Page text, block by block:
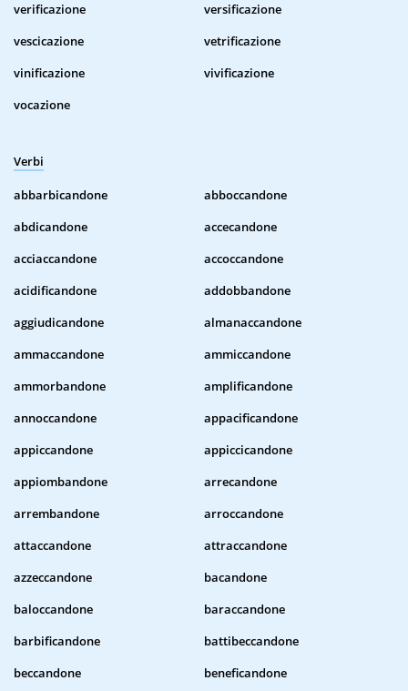
verificazione
versificazione
vescicazione
vetrificazione
vinificazione
vivificazione
vocazione
Verbi
abbarbicandone
abboccandone
abdicandone
accecandone
acciaccandone
accoccandone
acidificandone
addobbandone
aggiudicandone
almanaccandone
ammaccandone
ammiccandone
ammorbandone
amplificandone
annoccandone
appacificandone
appiccandone
appiccicandone
appiombandone
arrecandone
arrembandone
arroccandone
attaccandone
attraccandone
azzeccandone
bacandone
baloccandone
baraccandone
barbificandone
battibeccandone
beccandone
beneficandone